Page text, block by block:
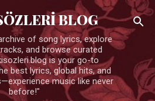
içeriğe atla BLOG
of song lyrics, explore
and browse curated
is your go-to
best lyrics, global hits, and
music like never
before!"